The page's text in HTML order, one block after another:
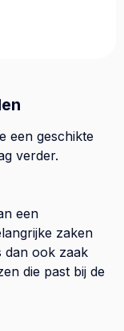
een geschikte
verder.
een
zaken
dan ook zaak
die past bij de